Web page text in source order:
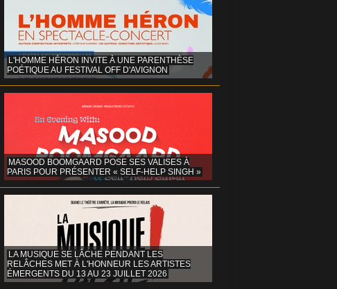
L'HOMME HÉRON INVITE À UNE PARENTHÈSE
POÉTIQUE AU FESTIVAL OFF D'AVIGNON
MASOOD BOOMGAARD POSE SES VALISES À
PARIS POUR PRÉSENTER « SELF-HELP SINGH »
LA MUSIQUE SE LÂCHE PENDANT LES
RELÂCHES MET À L'HONNEUR LES ARTISTES
ÉMERGENTS DU 13 AU 23 JUILLET 2026